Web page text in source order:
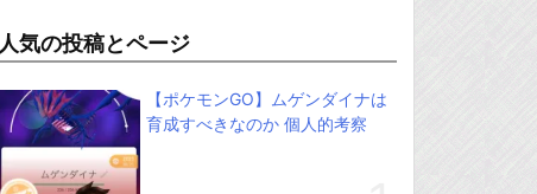
人気の投稿とページ
【ポケモンGO】ムゲンダイナは
育成すべきなのか 個人的考察